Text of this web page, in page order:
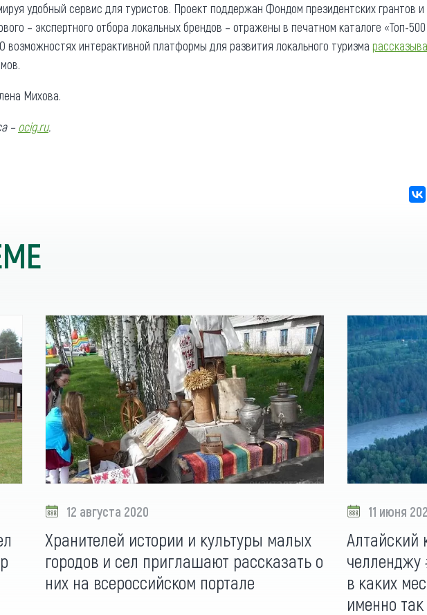
удобный сервис для туристов. Проект поддержан Фондом президентских грантов
– экспертного отбора локальных брендов – отражены в печатном каталоге «Топ-500
интерактивной платформы для развития локального туризма
Михова.
– ocig.ru.
12 августа 2020
Хранителей истории и культуры малых
городов и сел приглашают рассказать о
них на всероссийском портале
11 июня
Алтайский
челленджу
в каких
именно так